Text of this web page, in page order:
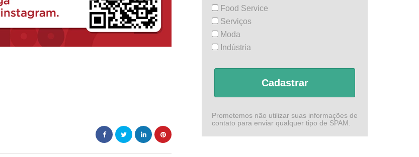
Food Service
Serviços
Moda
Indústria
Cadastrar
Prometemos não utilizar suas informações de
contato para enviar qualquer tipo de SPAM.